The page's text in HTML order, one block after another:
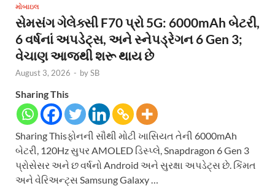
મોબાઇલ
સેમસંગ ગેલેક્સી F70 પ્રો 5G: 6000mAh બેટરી,
6 વર્ષનાં અપડેટ્સ, અને સ્નેપડ્રેગન 6 Gen 3;
વેચાણ આજથી શરૂ થાય છે
August 3, 2026 - bySB
Sharing This
Sharing Thisફોનની સૌથી મોટી ખાસિયત તેની 6000mAh
બેટરી, 120Hz સુપર AMOLED ડિસ્પ્લે, Snapdragon 6 Gen 3
પ્રોસેસર અને છ વર્ષનો Android અને સુરક્ષા અપડેટ્સ છે. કિંમત
અને વેરિઅન્ટ્સ Samsung Galaxy …